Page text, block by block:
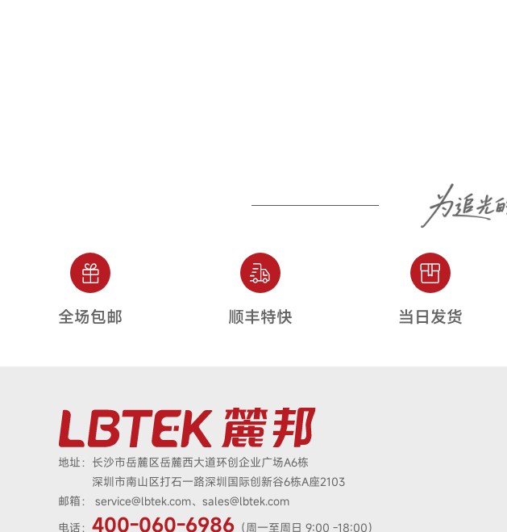
全场包邮 顺丰特快 当日发货
地址： 长沙市岳麓区岳麓西大道环创企业广场A6栋
深圳市南山区打石一路深圳国际创新谷6栋A座2103
邮箱： service@lbtek.com、sales@lbtek.com
电话： 400-060-6986 （周一至周日 9:00 -18:00）